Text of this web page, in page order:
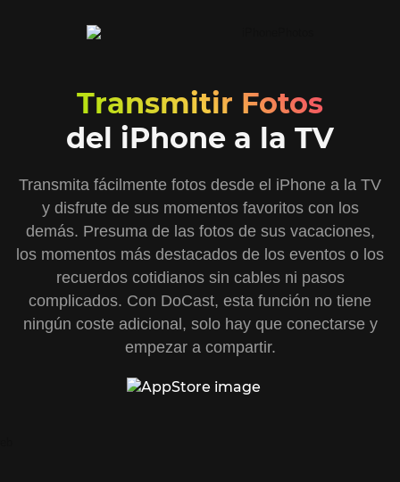
Transmitir Fotos
del iPhone a la TV
Transmita fácilmente fotos desde el iPhone a la TV
y disfrute de sus momentos favoritos con los
demás. Presuma de las fotos de sus vacaciones,
los momentos más destacados de los eventos o los
recuerdos cotidianos sin cables ni pasos
complicados. Con DoCast, esta función no tiene
ningún coste adicional, solo hay que conectarse y
empezar a compartir.